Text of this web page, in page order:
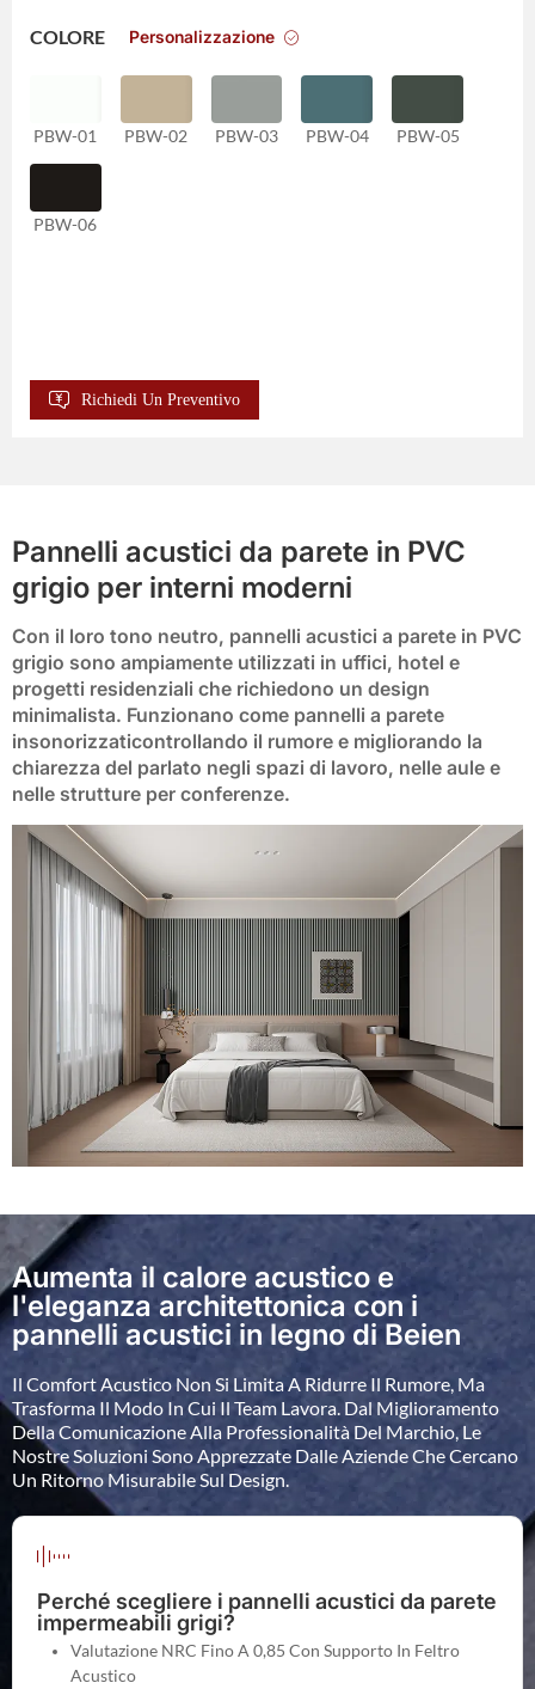
COLORE Personalizzazione
PBW-01 PBW-02 PBW-03 PBW-04 PBW-05
PBW-06
Richiedi Un Preventivo
Pannelli acustici da parete in PVC
grigio per interni moderni
Con il loro tono neutro, pannelli acustici a parete in PVC
grigio sono ampiamente utilizzati in uffici, hotel e
progetti residenziali che richiedono un design
minimalista. Funzionano come pannelli a parete
insonorizzaticontrollando il rumore e migliorando la
chiarezza del parlato negli spazi di lavoro, nelle aule e
nelle strutture per conferenze.
Aumenta il calore acustico e
l'eleganza architettonica con i
pannelli acustici in legno di Beien
Il Comfort Acustico Non Si Limita A Ridurre Il Rumore, Ma
Trasforma Il Modo In Cui Il Team Lavora. Dal Miglioramento
Della Comunicazione Alla Professionalità Del Marchio, Le
Nostre Soluzioni Sono Apprezzate Dalle Aziende Che Cercano
Un Ritorno Misurabile Sul Design.
Perché scegliere i pannelli acustici da parete
impermeabili grigi?
Valutazione NRC Fino A 0,85 Con Supporto In Feltro
Acustico